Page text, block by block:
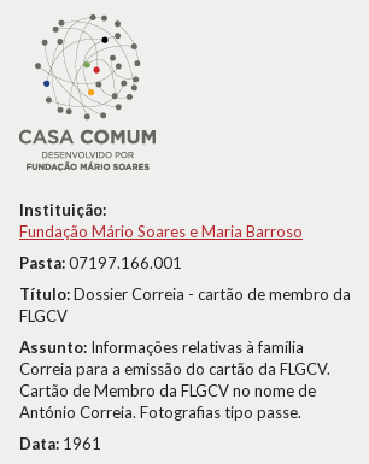
Instituição:
Fundação Mário Soares e Maria Barroso
Pasta:07197.166.001
Título:Dossier Correia - cartão de membro da
FLGCV
Assunto: Informações relativas à família
Correia para a emissão do cartão da FLGCV.
Cartão de Membro da FLGCV no nome de
António Correia. Fotografias tipo passe.
Data: 1961